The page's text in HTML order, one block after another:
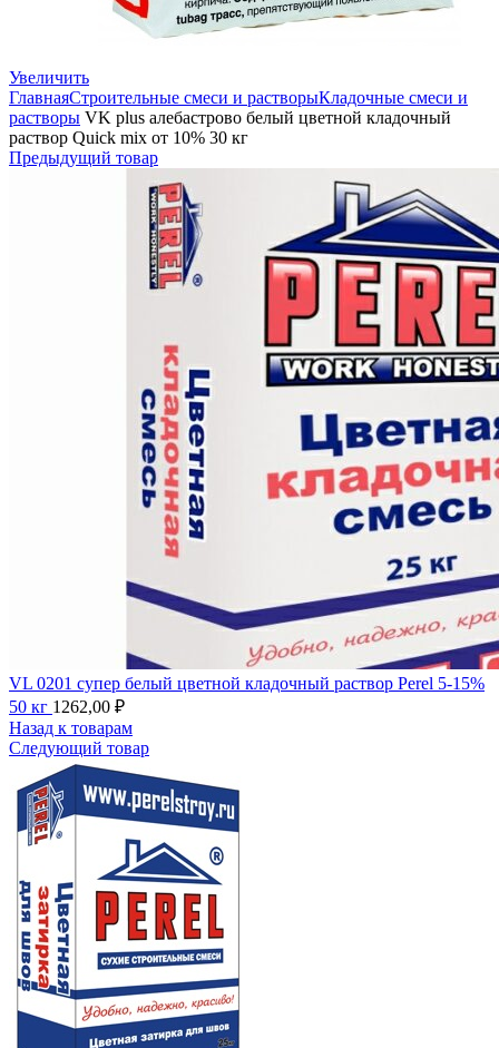
Увеличить
ГлавнаяСтроительные смеси и растворыКладочные смеси и
растворы VK plus алебастрово белый цветной кладочный
раствор Quick mix от 10% 30 кг
Предыдущий товар
VL 0201 супер белый цветной кладочный раствор Perel 5-15%
50 кг 1262,00 ₽
Назад к товарам
Следующий товар